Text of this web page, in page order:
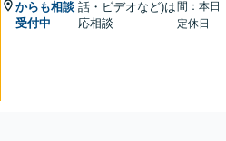
からも相談
受付中
話・ビデオなど)は
応相談
間：本日
定休日